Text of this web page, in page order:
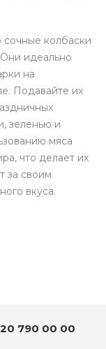
колбаски
идеально
на
Подавайте их
зеленью и
мяса
что делает их
за своим
вкуса.
790 00 00